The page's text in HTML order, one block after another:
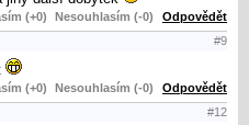
(+0) Nesouhlasím (-0) Odpovědět
#9
(+0) Nesouhlasím (-0) Odpovědět
#12